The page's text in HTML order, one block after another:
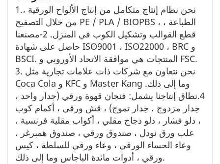
1.نحن نظام إنتاج متكامل من إنتاج الألواح الورقية ،
من خلال التصفيح PE / PLA / BIOPBS ، الطباعة ،
قطع القوالب وتشكيل الكوب في المنزل. 2-مصنعنا
حاصل على شهادة ISO9001 ، ISO22000 ، BRC و
BSCI. المنتجات هي موافقة الاتحاد الأوروبي و FSC.
3. نحن نتعاون مع شركات ذات علامات تجارية مثل
Coca Cola و KFC و Master Kang وما إلى ذلك.
4.نطاق إنتاجنا يشمل: فنجان قهوة ورقي (جدار واحد ،
جدار مزدوج ، جدار تموج) ، قش ورقي ، أكمام كوب
، دلو فشار ، دلو دجاج مقلي ، أكواب مقلية فرنسية ،
علب ورق نودل ، صندوق ورقي ، صندوق همبرغر ،
وعاء الحساء الورقي ، وعاء ورقي للسلطة ، كيس
ورقي ، أدوات مائدة الباجاس وما إلى ذلك.